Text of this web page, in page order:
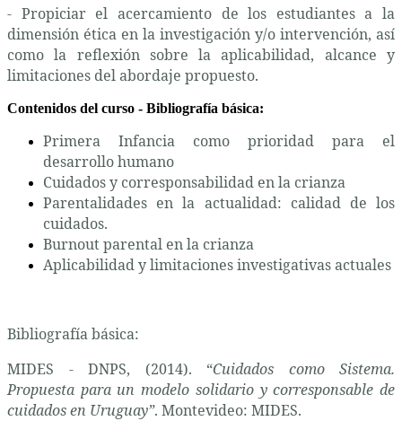
- Propiciar el acercamiento de los estudiantes a la
dimensión ética en la investigación y/o intervención, así
como la reflexión sobre la aplicabilidad, alcance y
limitaciones del abordaje propuesto.
Contenidos del curso - Bibliografía básica:
Primera Infancia como prioridad para el
desarrollo humano
Cuidados y corresponsabilidad en la crianza
Parentalidades en la actualidad: calidad de los
cuidados.
Burnout parental en la crianza
Aplicabilidad y limitaciones investigativas actuales
Bibliografía básica:
MIDES - DNPS, (2014). “Cuidados como Sistema.
Propuesta para un modelo solidario y corresponsable de
cuidados en Uruguay”. Montevideo: MIDES.